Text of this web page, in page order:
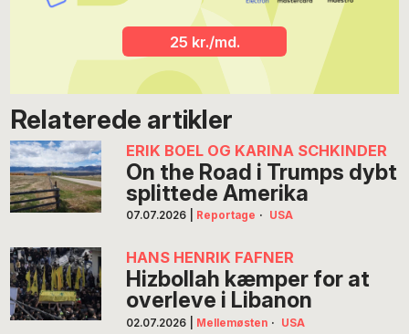
25 kr./md.
Relaterede artikler
ERIK BOEL OG KARINA SCHKINDER
On the Road i Trumps dybt
splittede Amerika
07.07.2026 Reportage · USA
HANS HENRIK FAFNER
Hizbollah kæmper for at
overleve i Libanon
02.07.2026 Mellemøsten · USA